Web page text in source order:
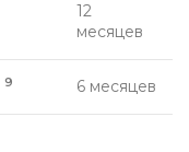
12
месяцев
9 6 месяцев